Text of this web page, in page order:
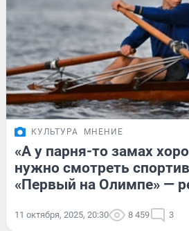
КУЛЬТУРА МНЕНИЕ
«А у парня-то замах
нужно смотреть
«Первый на Олимпе» —
11 октября, 2025, 20:30 8 459 3